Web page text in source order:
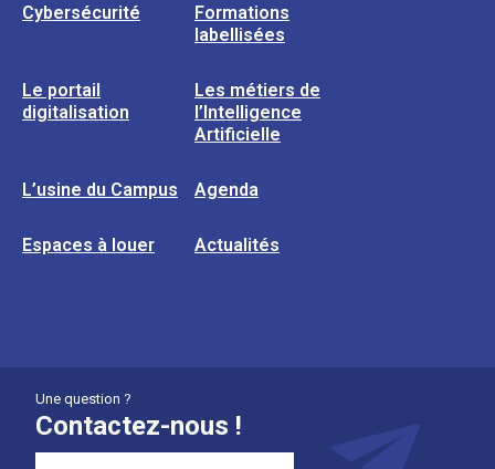
Cybersécurité
Formations
labellisées
Le portail
digitalisation
Les métiers de
l’Intelligence
Artificielle
L’usine du Campus Agenda
Espaces à louer Actualités
Une question ?
Contactez-nous !